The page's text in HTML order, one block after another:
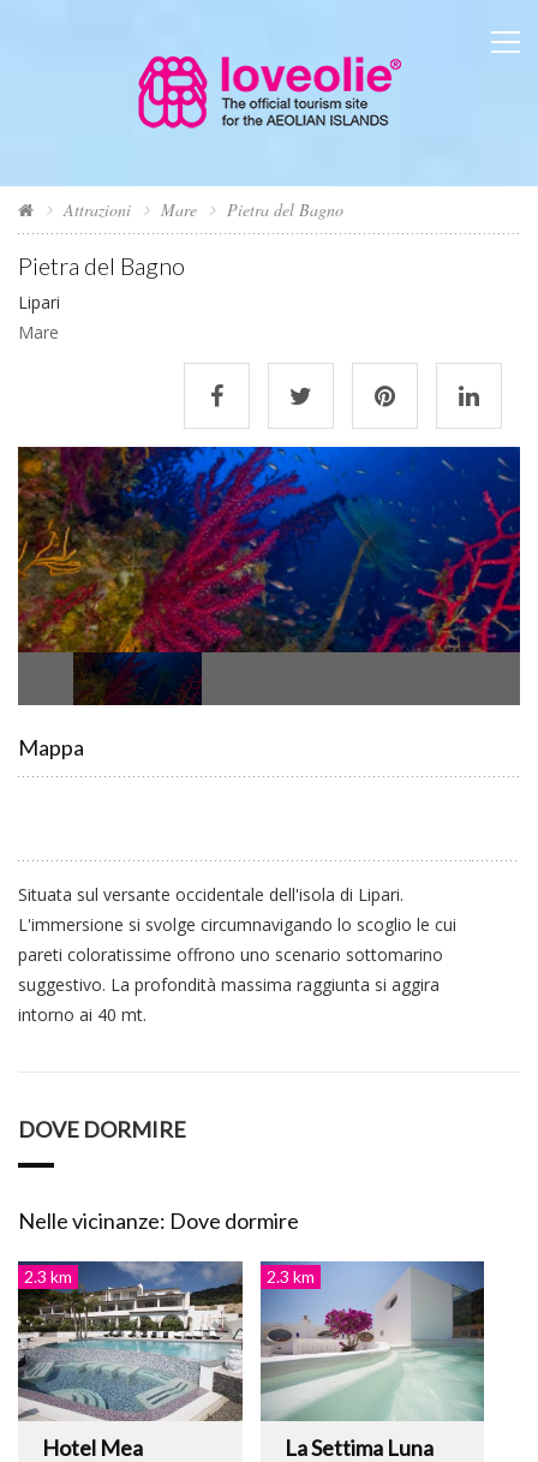
Attrazioni Mare Pietra del Bagno
Pietra del Bagno
Lipari
Mare
Mappa
Situata sul versante occidentale dell'isola di Lipari.
L'immersione si svolge circumnavigando lo scoglio le cui
pareti coloratissime offrono uno scenario sottomarino
suggestivo. La profondità massima raggiunta si aggira
intorno ai 40 mt.
DOVE DORMIRE
Nelle vicinanze: Dove dormire
2.3 km
Hotel Mea
2.3 km
La Settima Luna